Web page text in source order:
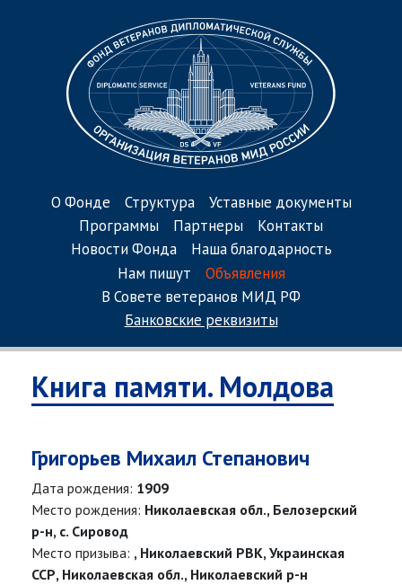
О Фонде Структура
Уставные документы
Программы
Партнеры
Контакты
Новости Фонда
Наша благодарность
Нам пишут
Объявления
В Совете ветеранов МИД РФ
Банковские реквизиты
Книга памяти. Молдова
Григорьев Михаил Степанович
Дата рождения: 1909
Место рождения: Николаевская обл., Белозерский
р-н, с. Сировод
Место призыва: , Николаевский РВК, Украинская
ССР, Николаевская обл., Николаевский р-н